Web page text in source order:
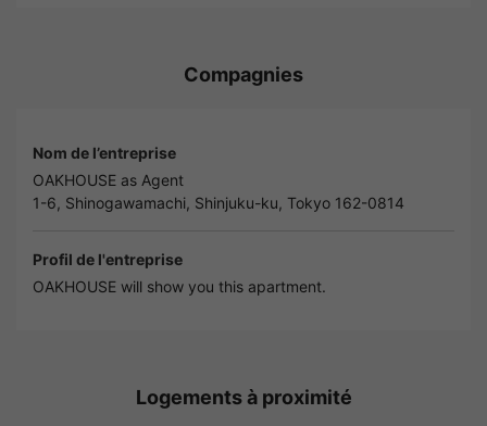
Compagnies
Nom de l’entreprise
OAKHOUSE as Agent
1-6, Shinogawamachi, Shinjuku-ku, Tokyo 162-0814
Profil de l'entreprise
OAKHOUSE will show you this apartment.
Logements à proximité